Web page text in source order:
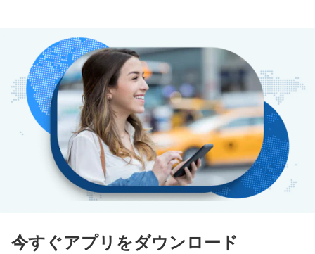
今すぐアプリをダウンロード